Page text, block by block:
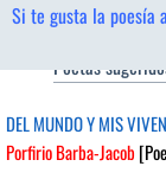
Si te gusta la poesía
Poetas
DEL MUNDO Y MIS
Porfirio Barba-Jacob